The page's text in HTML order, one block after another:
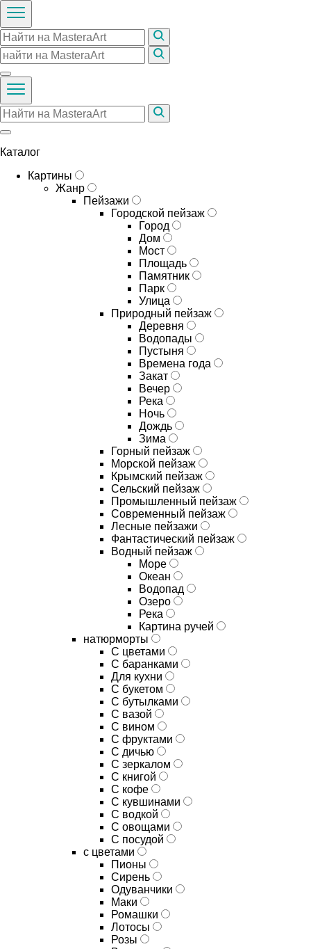
Каталог
Картины
Жанр
Пейзажи
Городской пейзаж
Город
Дом
Мост
Площадь
Памятник
Парк
Улица
Природный пейзаж
Деревня
Водопады
Пустыня
Времена года
Закат
Вечер
Река
Ночь
Дождь
Зима
Горный пейзаж
Морской пейзаж
Крымский пейзаж
Сельский пейзаж
Промышленный пейзаж
Современный пейзаж
Лесные пейзажи
Фантастический пейзаж
Водный пейзаж
Море
Океан
Водопад
Озеро
Река
Картина ручей
натюрморты
С цветами
С баранками
Для кухни
C букетом
C бутылками
C вазой
C вином
C фруктами
C дичью
C зеркалом
C книгой
C кофе
C кувшинами
C водкой
C овощами
C посудой
с цветами
Пионы
Сирень
Одуванчики
Маки
Ромашки
Лотосы
Розы